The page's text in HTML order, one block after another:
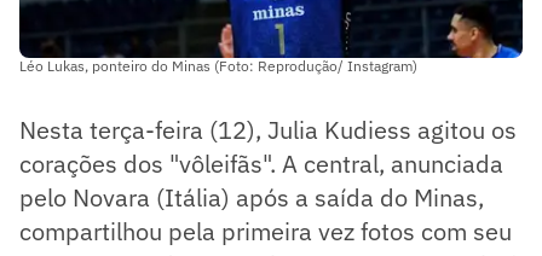
Léo Lukas, ponteiro do Minas (Foto: Reprodução/ Instagram)
Nesta terça-feira (12), Julia Kudiess agitou os
corações dos "vôleifãs". A central, anunciada
pelo Novara (Itália) após a saída do Minas,
compartilhou pela primeira vez fotos com seu